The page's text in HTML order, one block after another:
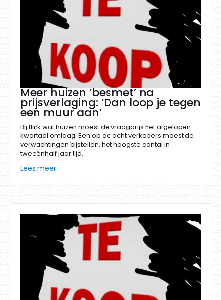
Meer huizen ‘besmet’ na
prijsverlaging: ‘Dan loop je tegen
een muur aan’
Bij flink wat huizen moest de vraagprijs het afgelopen
kwartaal omlaag. Een op de acht verkopers moest de
verwachtingen bijstellen, het hoogste aantal in
tweeënhalf jaar tijd.
Lees meer